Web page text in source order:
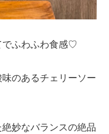
でふわふわ食感♡
のあるチェリーソー
妙なバランスの絶品